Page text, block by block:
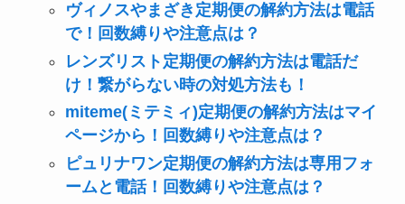
ヴィノスやまざき定期便の解約方法は電話
で！回数縛りや注意点は？
レンズリスト定期便の解約方法は電話だ
け！繋がらない時の対処方法も！
miteme(ミテミィ)定期便の解約方法はマイ
ページから！回数縛りや注意点は？
ピュリナワン定期便の解約方法は専用フォ
ームと電話！回数縛りや注意点は？